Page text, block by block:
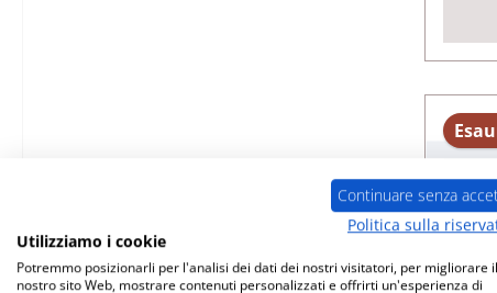
Continuare senza
Politica sulla
Utilizziamo i cookie
Potremmo posizionarli per l'analisi dei dati dei nostri visitatori, per migliorare il
nostro sito Web, mostrare contenuti personalizzati e offrirti un'esperienza di